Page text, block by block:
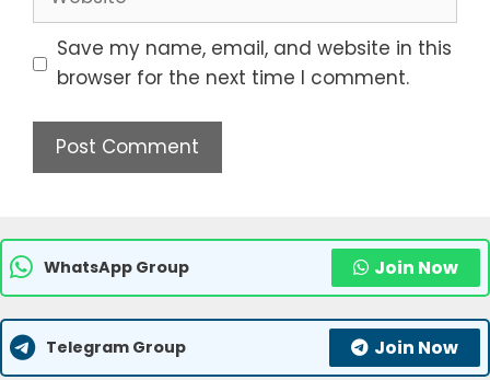
Save my name, email, and website in this
browser for the next time I comment.
WhatsApp Group Join Now
Telegram Group Join Now